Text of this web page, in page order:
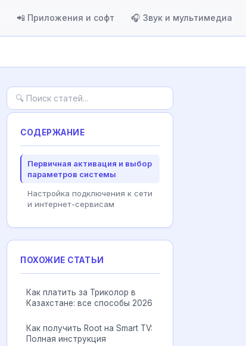
📲 Приложения и софт 🎧 Звук и мультимедиа
СОДЕРЖАНИЕ
Первичная активация и выбор
параметров системы
Настройка подключения к сети
и интернет-сервисам
ПОХОЖИЕ СТАТЬИ
Как платить за Триколор в
Казахстане: все способы 2026
Как получить Root на Smart TV:
Полная инструкция